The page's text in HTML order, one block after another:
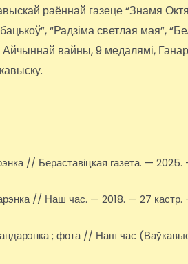
раённай газеце “Знамя
“Радзіма светлая мая”,
вайны, 9 медалямі,
// Бераставіцкая газета. — 2025.
// Наш час. — 2018. — 27 кастр.
; фота // Наш час